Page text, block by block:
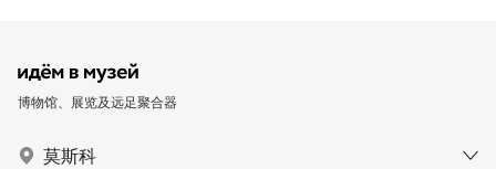
博物馆、展览及远足聚合器
莫斯科